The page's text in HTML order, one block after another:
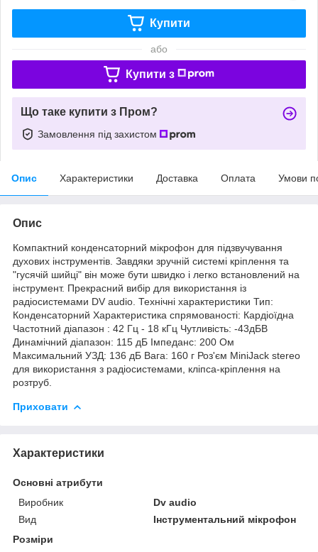
Купити
або
Купити з
Що таке купити з Пром?
Замовлення під захистом
Опис Характеристики Доставка Оплата Умови
Опис
Компактний конденсаторний мікрофон для підзвучування
духових інструментів. Завдяки зручній системі кріплення та
"гусячій шийці" він може бути швидко і легко встановлений на
інструмент. Прекрасний вибір для використання із
радіосистемами DV audio. Технічні характеристики Тип:
Конденсаторний Характеристика спрямованості: Кардіоїдна
Частотний діапазон : 42 Гц - 18 кГц Чутливість: -43дБВ
Динамічний діапазон: 115 дБ Імпеданс: 200 Ом
Максимальний УЗД: 136 дБ Вага: 160 г Роз'єм MiniJack stereo
для використання з радіосистемами, кліпса-кріплення на
розтруб.
Приховати
Характеристики
Основні атрибути
Виробник
Dv audio
Вид
Інструментальний мікрофон
Розміри